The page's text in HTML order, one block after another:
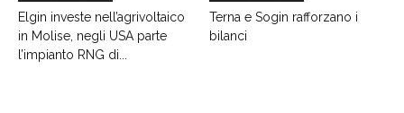
Elgin investe nell’agrivoltaico
in Molise, negli USA parte
l’impianto RNG di...
Terna e Sogin rafforzano i
bilanci